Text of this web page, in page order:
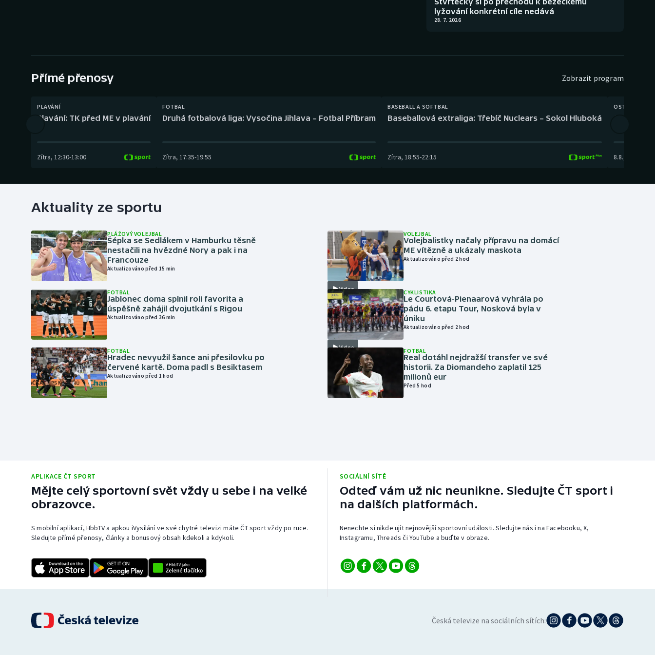
Gymnastika Plážový volejbal
lyžování konkrétní cíle nedává
28. 7. 2026
Přímé přenosy Zobrazit program
PLAVÁNÍ
Plavání: TK před ME v plavání
Zítra, 12:30-13:00
FOTBAL
Druhá fotbalová liga: Vysočina Jihlava – Fotbal Příbram
Zítra, 17:35-19:55
BASEBALL A SOFTBAL
Baseballová extraliga: Třebíč Nuclears – Sokol Hluboká
Zítra, 18:55-22:15
OSTATNÍ
8.8.
Aktuality ze sportu
PLÁŽOVÝ VOLEJBAL
Šépka se Sedlákem v Hamburku těsně
nestačili na hvězdné Nory a pak i na
Francouze
Aktualizováno před 15 min
FOTBAL
Jablonec doma splnil roli favorita a
úspěšně zahájil dvojutkání s Rigou
Aktualizováno před 36 min
FOTBAL
Hradec nevyužil šance ani přesilovku po
červené kartě. Doma padl s Besiktasem
Aktualizováno před 1 hod
Video
VOLEJBAL
Volejbalistky načaly přípravu na domácí
ME vítězně a ukázaly maskota
Aktualizováno před 2 hod
Video
CYKLISTIKA
Le Courtová-Pienaarová vyhrála po
pádu 6. etapu Tour, Nosková byla v
úniku
Aktualizováno před 2 hod
FOTBAL
Real dotáhl nejdražší transfer ve své
historii. Za Diomandeho zaplatil 125
milionů eur
Před 5 hod
APLIKACE ČT SPORT
Mějte celý sportovní svět vždy u sebe i na velké
obrazovce.
S mobilní aplikací, HbbTV a apkou iVysílání ve své chytré televizi máte ČT sport vždy po ruce.
Sledujte přímé přenosy, články a bonusový obsah kdekoli a kdykoli.
SOCIÁLNÍ SÍTĚ
Odteď vám už nic neunikne. Sledujte ČT sport i
na dalších platformách.
Nenechte si nikde ujít nejnovější sportovní události. Sledujte nás i na Facebooku, X,
Instagramu, Threads či YouTube a buďte v obraze.
Česká televize na sociálních sítích: